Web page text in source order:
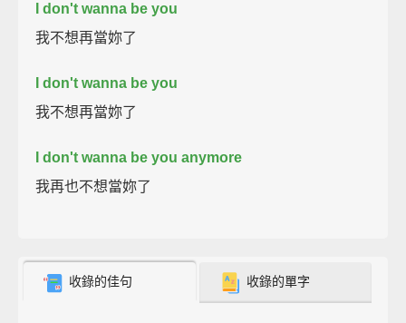
I don't wanna be you
我不想再當妳了
I don't wanna be you
我不想再當妳了
I don't wanna be you anymore
我再也不想當妳了
收錄的佳句 收錄的單字